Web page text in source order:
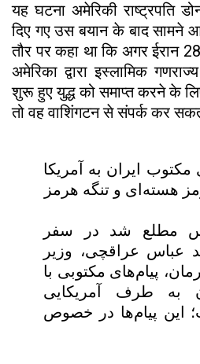
यह घटना अमेरिकी राष्ट्रपति
दिए गए उस बयान के बाद सामने
तौर पर कहा था कि अगर ईरान
अमेरिका द्वारा इस्लामिक
शुरू हुए युद्ध को समाप्त करने के
तो वह वाशिंगटन से संपर्क कर
مکتوب ایران به آمریکا
هسته‌ای و تنگه هرمز
مطلع شد در سفر
عباس عراقچی، وزیر
پیام‌های مکتوبی با
به طرف آمریکایی
این پیام‌ها در خصوص